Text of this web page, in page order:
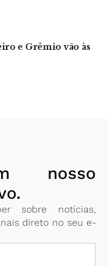
e Grêmio vão às
nosso
sobre notícias,
direto no seu e-